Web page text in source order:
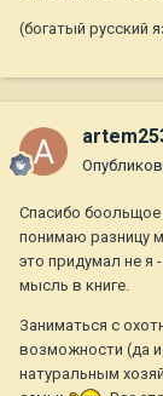
(богатый русский
Спасибо боольщое
понимаю разницу
это придумал не я
мысль в книге.
Заниматься с
возможности (да
натуральным